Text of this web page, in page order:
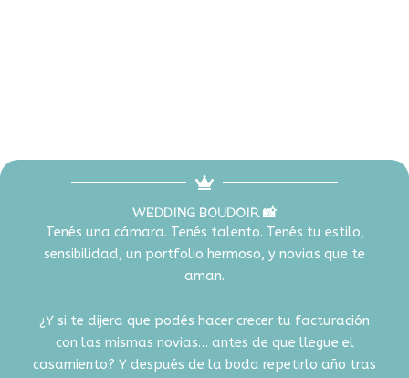
WEDDING BOUDOIR 📸
Tenés una cámara. Tenés talento. Tenés tu estilo,
sensibilidad, un portfolio hermoso, y novias que te
aman.
¿Y si te dijera que podés hacer crecer tu facturación
con las mismas novias… antes de que llegue el
casamiento? Y después de la boda repetirlo año tras